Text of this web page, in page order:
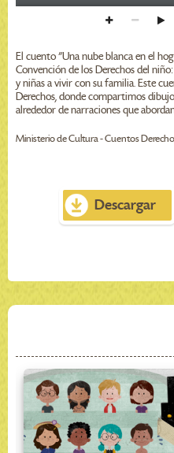
El cuento "Una nube blanca en el
Convención de los Derechos del
y niñas a vivir con su familia. Este
Derechos, donde compartimos
alrededor de narraciones que
Ministerio de Cultura - Cuentos
Descargar